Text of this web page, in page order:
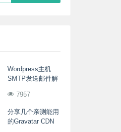
Wordpress主机
SMTP发送邮件解
7957
分享几个亲测能用
的Gravatar CDN